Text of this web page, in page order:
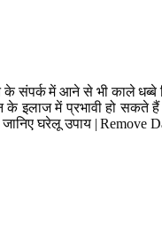
के संपर्क में आने से भी काले
में प्रभावी हो सकते
घरेलू उपाय | Remove